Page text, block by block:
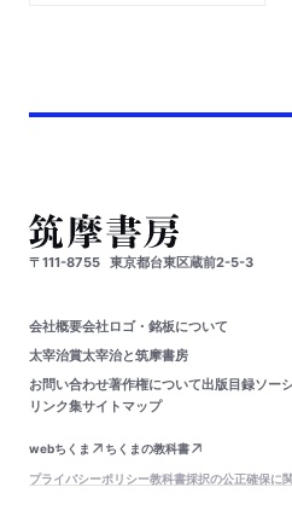
〒111-8755 東京都台東区蔵前2-5-3
会社概要会社ロゴ・銘板について
太宰治賞太宰治と筑摩書房
お問い合わせ著作権について出版目録ソー
リンク集サイトマップ
webちくま
ちくまの教科書
プライバシーポリシー教科書採択の公正確保に